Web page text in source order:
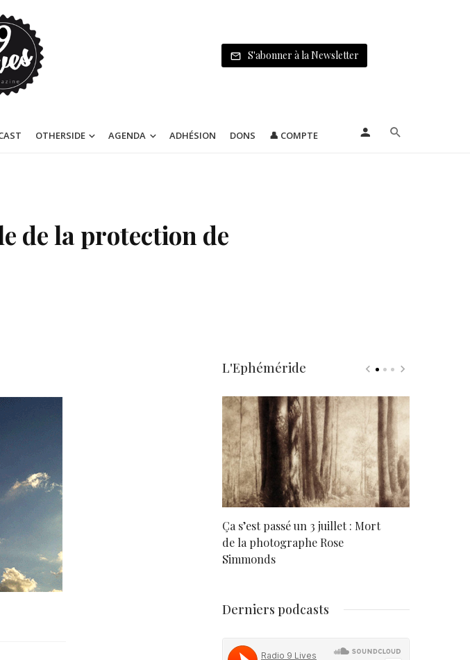
S'abonner à la Newsletter
OTHERSIDE AGENDA ADHÉSION DONS 👤 COMPTE
de la protection de
L'Ephéméride
Né un 1er juillet : Léonard
Misonne
Ça s’est passé un 3 juillet : Mort
de la photographe Rose
Simmonds
Derniers podcasts